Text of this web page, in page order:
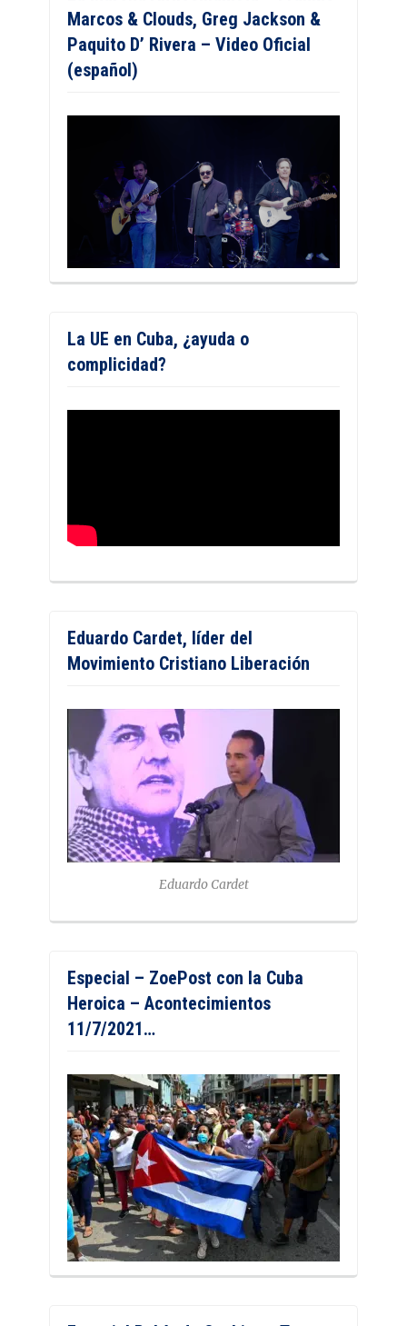
Marcos & Clouds, Greg Jackson &
Paquito D’ Rivera – Video Oficial
(español)
La UE en Cuba, ¿ayuda o
complicidad?
Eduardo Cardet, líder del
Movimiento Cristiano Liberación
Eduardo Cardet
Especial – ZoePost con la Cuba
Heroica – Acontecimientos
11/7/2021…